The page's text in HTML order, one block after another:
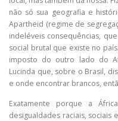
não só sua geografia e
Apartheid (regime de
indeléveis consequências,
social brutal que existe no
imposto do outro lado do
Lucinda que, sobre o Brasil,
e onde encontrar brancos,
Exatamente porque a
desigualdades raciais, sociais